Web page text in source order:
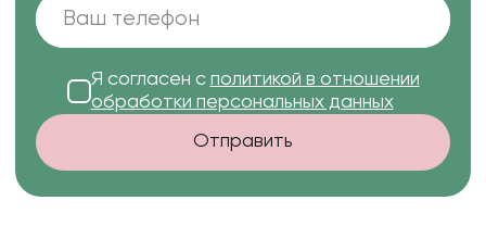
Я согласен с политикой в отношении
обработки персональных данных
Отправить